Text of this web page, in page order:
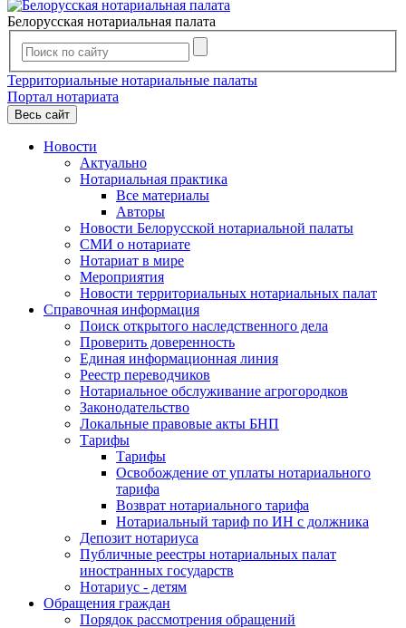
Белорусская нотариальная палата
Территориальные нотариальные палаты
Портал нотариата
Весь сайт
Новости
Актуально
Нотариальная практика
Все материалы
Авторы
Новости Белорусской нотариальной палаты
СМИ о нотариате
Нотариат в мире
Мероприятия
Новости территориальных нотариальных палат
Справочная информация
Поиск открытого наследственного дела
Проверить доверенность
Единая информационная линия
Реестр переводчиков
Нотариальное обслуживание агрогородков
Законодательство
Локальные правовые акты БНП
Тарифы
Тарифы
Освобождение от уплаты нотариального
тарифа
Возврат нотариального тарифа
Нотариальный тариф по ИН с должника
Депозит нотариуса
Публичные реестры нотариальных палат
иностранных государств
Нотариус - детям
Обращения граждан
Порядок рассмотрения обращений